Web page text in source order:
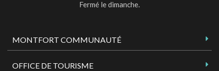
Fermé le dimanche.
MONTFORT COMMUNAUTÉ
OFFICE DE TOURISME